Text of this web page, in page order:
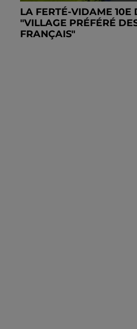
LA FERTÉ-VIDAME 10E
"VILLAGE PRÉFÉRÉ
FRANÇAIS"